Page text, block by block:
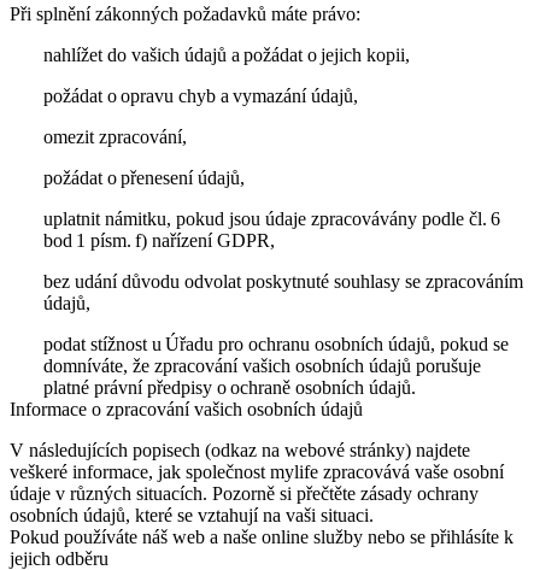
Při splnění zákonných požadavků máte právo:
nahlížet do vašich údajů a požádat o jejich kopii,
požádat o opravu chyb a vymazání údajů,
omezit zpracování,
požádat o přenesení údajů,
uplatnit námitku, pokud jsou údaje zpracovávány podle čl. 6
bod 1 písm. f) nařízení GDPR,
bez udání důvodu odvolat poskytnuté souhlasy se zpracováním
údajů,
podat stížnost u Úřadu pro ochranu osobních údajů, pokud se
domníváte, že zpracování vašich osobních údajů porušuje
platné právní předpisy o ochraně osobních údajů.
Informace o zpracování vašich osobních údajů
V následujících popisech (odkaz na webové stránky) najdete
veškeré informace, jak společnost mylife zpracovává vaše osobní
údaje v různých situacích. Pozorně si přečtěte zásady ochrany
osobních údajů, které se vztahují na vaši situaci.
Pokud používáte náš web a naše online služby nebo se přihlásíte k
jejich odběru